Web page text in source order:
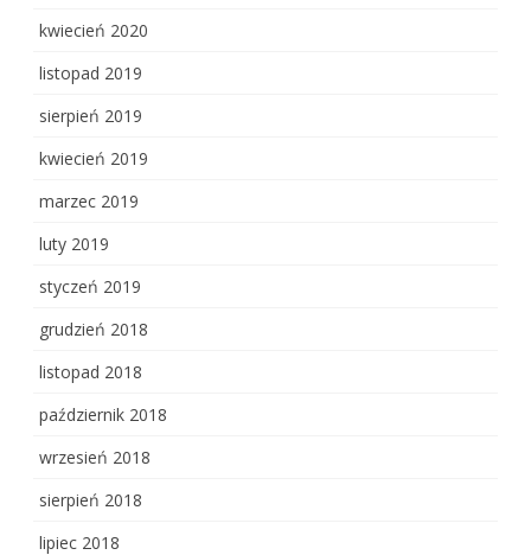
kwiecień 2020
listopad 2019
sierpień 2019
kwiecień 2019
marzec 2019
luty 2019
styczeń 2019
grudzień 2018
listopad 2018
październik 2018
wrzesień 2018
sierpień 2018
lipiec 2018